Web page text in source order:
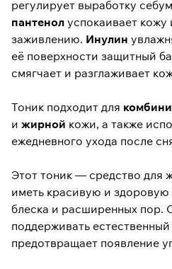
регулирует выработку
пантенол успокаивает кожу
заживлению. Инулин
её поверхности защитный
смягчает и разглаживает
Тоник подходит для
и жирной кожи, а также
ежедневного ухода после
Этот тоник — средство для
иметь красивую и здоровую
блеска и расширенных пор.
поддерживать
предотвращает появление